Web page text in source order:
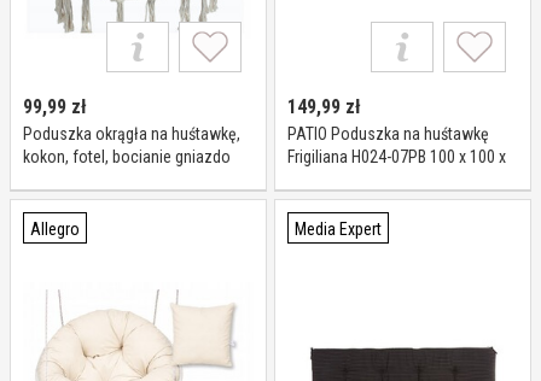
99,99 zł
Poduszka okrągła na huśtawkę,
kokon, fotel, bocianie gniazdo
149,99 zł
PATIO Poduszka na huśtawkę
Frigiliana H024-07PB 100 x 100 x
Allegro Media Expert